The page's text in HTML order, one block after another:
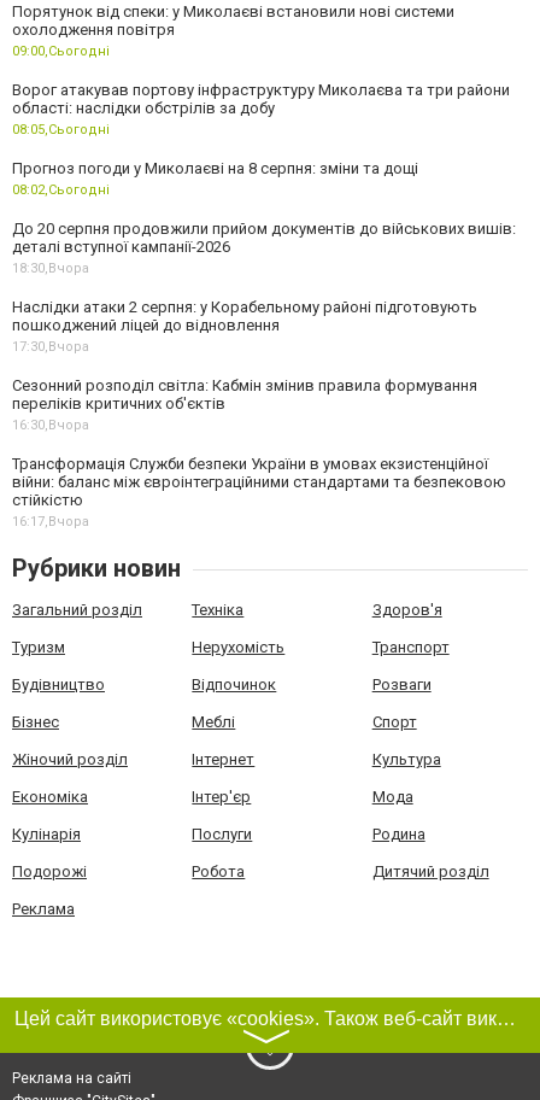
Порятунок від спеки: у Миколаєві встановили нові системи
охолодження повітря
09:00, Сьогодні
Ворог атакував портову інфраструктуру Миколаєва та три райони
області: наслідки обстрілів за добу
08:05, Сьогодні
Прогноз погоди у Миколаєві на 8 серпня: зміни та дощі
08:02, Сьогодні
До 20 серпня продовжили прийом документів до військових вишів:
деталі вступної кампанії-2026
18:30, Вчора
Наслідки атаки 2 серпня: у Корабельному районі підготовують
пошкоджений ліцей до відновлення
17:30, Вчора
Сезонний розподіл світла: Кабмін змінив правила формування
переліків критичних об'єктів
16:30, Вчора
Трансформація Служби безпеки України в умовах екзистенційної
війни: баланс між євроінтеграційними стандартами та безпековою
стійкістю
16:17, Вчора
Рубрики новин
Загальний розділ Техніка Здоров'я
Туризм Нерухомість Транспорт
Будівництво Відпочинок Розваги
Бізнес Меблі Спорт
Жіночий розділ Інтернет Культура
Економіка Інтер'єр Мода
Кулінарія Послуги Родина
Подорожі Робота Дитячий розділ
Реклама
Цей сайт використовує «cookies». Також веб-сайт використовує інтернет-сервіс для збору технічних даних стосовно відвідувачів з метою отримання маркетингової та статистичної інформації. Умови обробки даних відвідувачів сайту див.
〉
Реклама на сайті